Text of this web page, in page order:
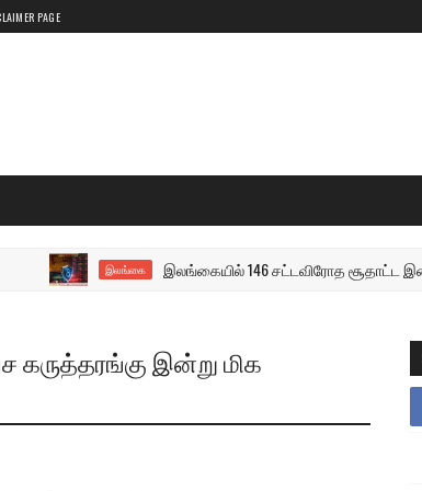
PAGE
இலங்கை இலங்கையில் 146 சட்டவிரோத சூதாட்ட
இன்று மிக